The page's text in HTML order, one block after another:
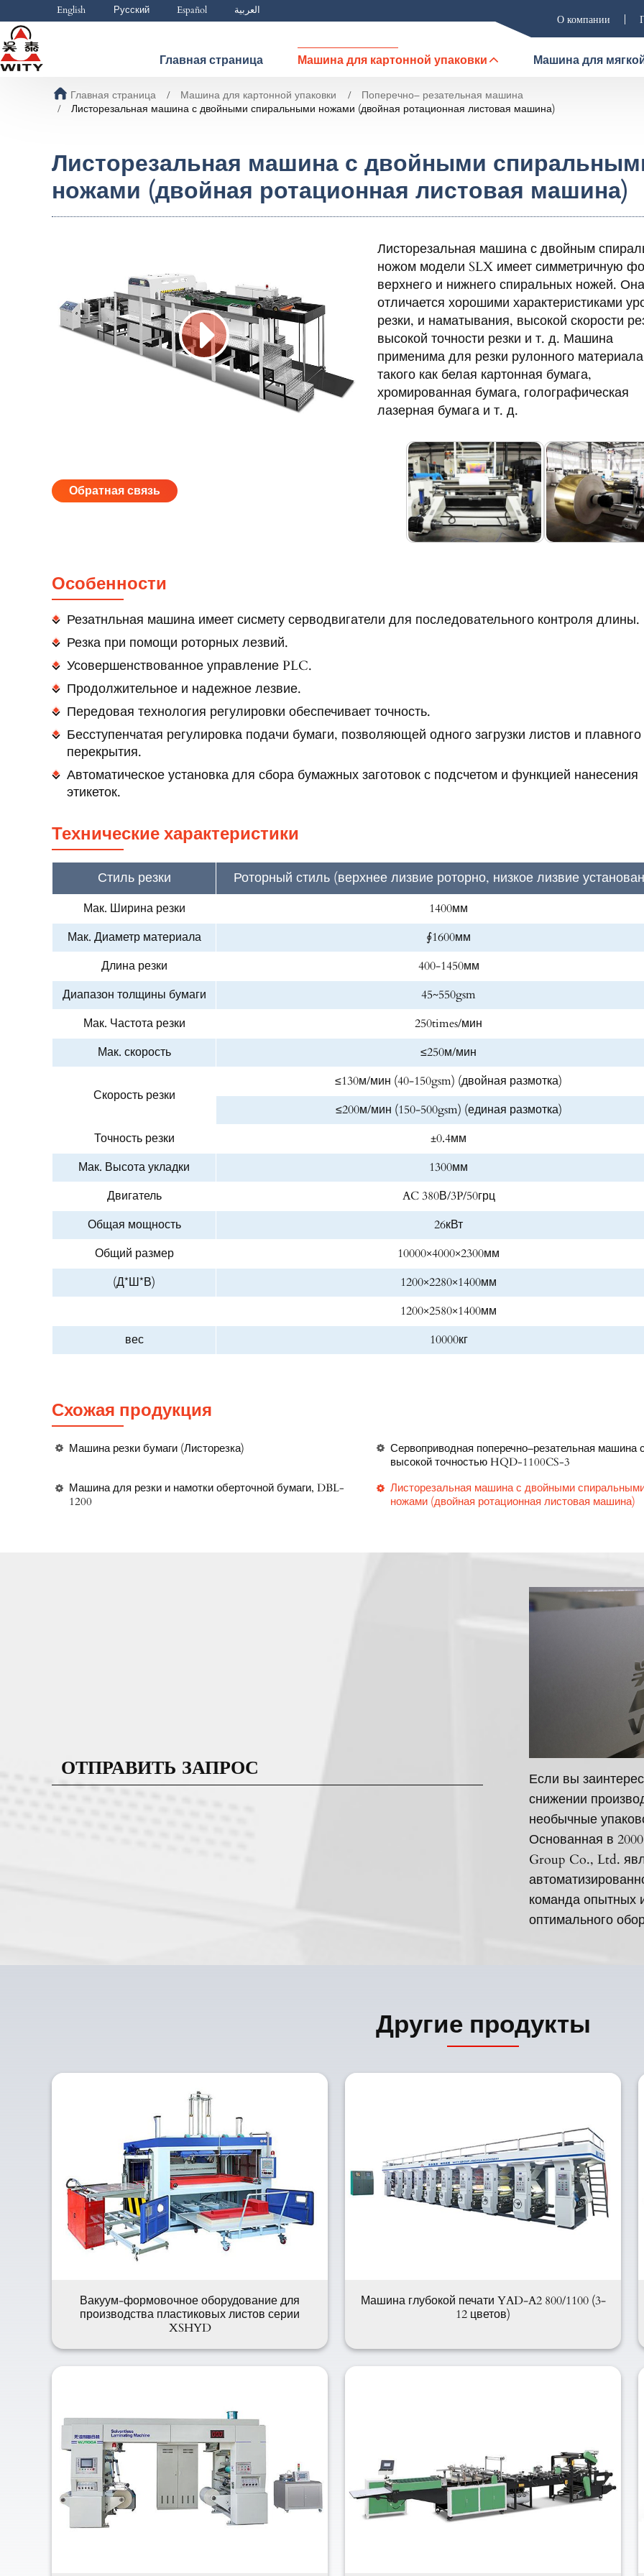
English Русский Español العربية
О компании
Главная страница Машина для картонной упаковки Машина для
Главная страница Машина для картонной упаковки
Поперечно– резательная машина
Листорезальная машина с двойными спиральными ножами (двойная ротационная листовая машина)
Листорезальная машина с двойными
ножами (двойная ротационная листовая машина)
Листорезальная машина с двойным
ножом модели SLX имеет симметричную
верхнего и нижнего спиральных ножей. Она
отличается хорошими характеристиками
резки, и наматывания, высокой скорости
высокой точности резки и т. д. Машина
применима для резки рулонного
такого как белая картонная бумага,
хромированная бумага, голографическая
лазерная бумага и т. д.
Обратная связь
Особенности
Резатнльная машина имеет сисмету серводвигатели для последовательного контроля длины.
Резка при помощи роторных лезвий.
Усовершенствованное управление PLC.
Продолжительное и надежное лезвие.
Передовая технология регулировки обеспечивает точность.
Бесступенчатая регулировка подачи бумаги, позволяющей одного загрузки листов и плавного
перекрытия.
Автоматическое установка для сбора бумажных заготовок с подсчетом и функцией нанесения
этикеток.
Технические характеристики
Стиль резки Роторный стиль (верхнее лизвие роторно, низкое лизвие
Мак. Ширина резки
1400мм
Мак. Диаметр материала
∮1600мм
Длина резки
400-1450мм
Диапазон толщины бумаги
45~550gsm
Мак. Частота резки
250times/мин
Мак. скорость
≤250м/мин
Скорость резки
≤130м/мин (40-150gsm) (двойная размотка)
≤200м/мин (150-500gsm) (единая размотка)
Точность резки
±0.4мм
Мак. Высота укладки
1300мм
Двигатель
AC 380В/3P/50грц
Общая мощность
26кВт
Общий размер
10000×4000×2300мм
(Д*Ш*В)
1200×2280×1400мм
1200×2580×1400мм
вес
10000кг
Схожая продукция
Машина резки бумаги (Листорезка)
Сервоприводная поперечно–резательная машина
высокой точностью HQD-1100CS-3
Машина для резки и намотки оберточной бумаги, DBL-
1200
Листорезальная машина с двойными
ножами (двойная ротационная листовая машина)
ОТПРАВИТЬ ЗАПРОС
Если вы
снижении
необычные
Основанная в
Group Co., Ltd.
команда опытных
оптимального
Другие продукты
Вакуум-формовочное оборудование для
производства пластиковых листов серии
XSHYD
Машина глубокой печати YAD-A2 800/1100 (3-
12 цветов)